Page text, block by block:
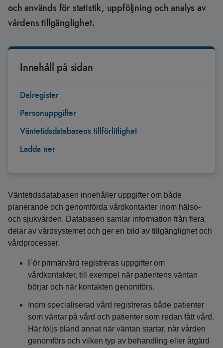
och används för statistik, uppföljning och analys av
vårdens tillgänglighet.
Innehåll på sidan
Delregister
Personuppgifter
Väntetidsdatabasens tillförlitlighet
Ladda ner
Väntetidsdatabasen innehåller uppgifter om både
planerande och genomförda vårdkontakter inom hälso-
och sjukvården. Databasen samlar information från flera
delar av vårdsystemet och ger en bild av tillgänglighet och
vårdprocesser.
För primärvård registreras uppgifter om
vårdkontakter, till exempel när patientens väntan
börjar och när kontakten genomförs.
Inom specialiserad vård registreras både patienter
som väntar på vård och patienter som redan fått vård.
Här följs bland annat när väntan startar, när vården
genomförs och vilken typ av behandling eller åtgärd